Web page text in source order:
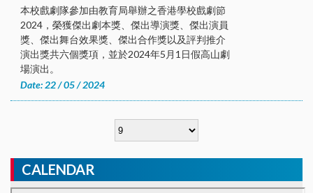
本校戲劇隊參加由教育局舉辦之香港學校戲劇節
2024，榮獲傑出劇本獎、傑出導演獎、傑出演員
獎、傑出舞台效果獎、傑出合作獎以及評判推介
演出獎共六個獎項，並於2024年5月1日假高山劇
場演出。
Date: 22 / 05 / 2024
CALENDAR